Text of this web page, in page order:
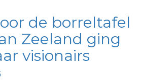
de borreltafel
Zeeland ging
visionairs